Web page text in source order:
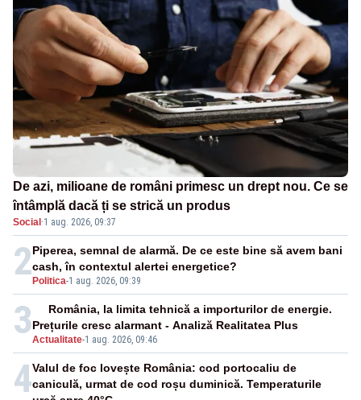
De azi, milioane de români primesc un drept nou. Ce se
întâmplă dacă ți se strică un produs
Social ·1 aug. 2026, 09:37
2 Politica-1 aug. 2026, 09:39
Piperea, semnal de alarmă. De ce este bine să avem bani
cash, în contextul alertei energetice?
3Actualitate-1 aug. 2026, 09:46
România, la limita tehnică a importurilor de energie.
Prețurile cresc alarmant - Analiză Realitatea Plus
4Valul de foc lovește România: cod portocaliu de
caniculă, urmat de cod roșu duminică. Temperaturile